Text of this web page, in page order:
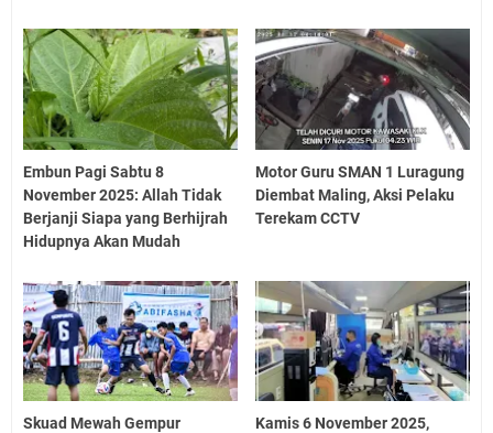
Embun Pagi Sabtu 8
November 2025: Allah Tidak
Berjanji Siapa yang Berhijrah
Hidupnya Akan Mudah
Motor Guru SMAN 1 Luragung
Diembat Maling, Aksi Pelaku
Terekam CCTV
Skuad Mewah Gempur
Kamis 6 November 2025,